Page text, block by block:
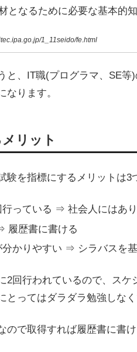
となるために必要な基本的
1_11seido/fe.html
と、IT職(プログラマ、SE
なります。
リット
験を指標にするメリットは3
行っている ⇒ 社会人にはあ
履歴書に書ける
分かりやすい ⇒ シラバスを
2回行われているので、ス
とってはダラダラ勉強しな
ので取得すれば履歴書に書